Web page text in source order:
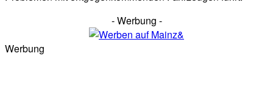
- Werbung -
Werbung